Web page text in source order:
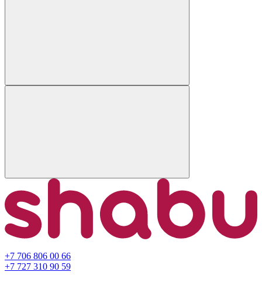
+7 706 806 00 66
+7 727 310 90 59